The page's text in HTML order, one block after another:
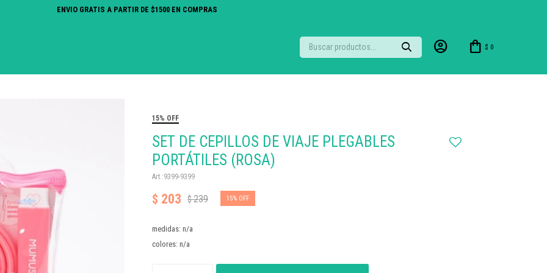
ENVIO GRATIS A PARTIR DE $1500 EN COMPRAS
$ 0
15% OFF
SET DE CEPILLOS DE VIAJE PLEGABLES
PORTÁTILES (ROSA)
9399-9399
$ 203 $239 15
medidas: n/a
colores: n/a